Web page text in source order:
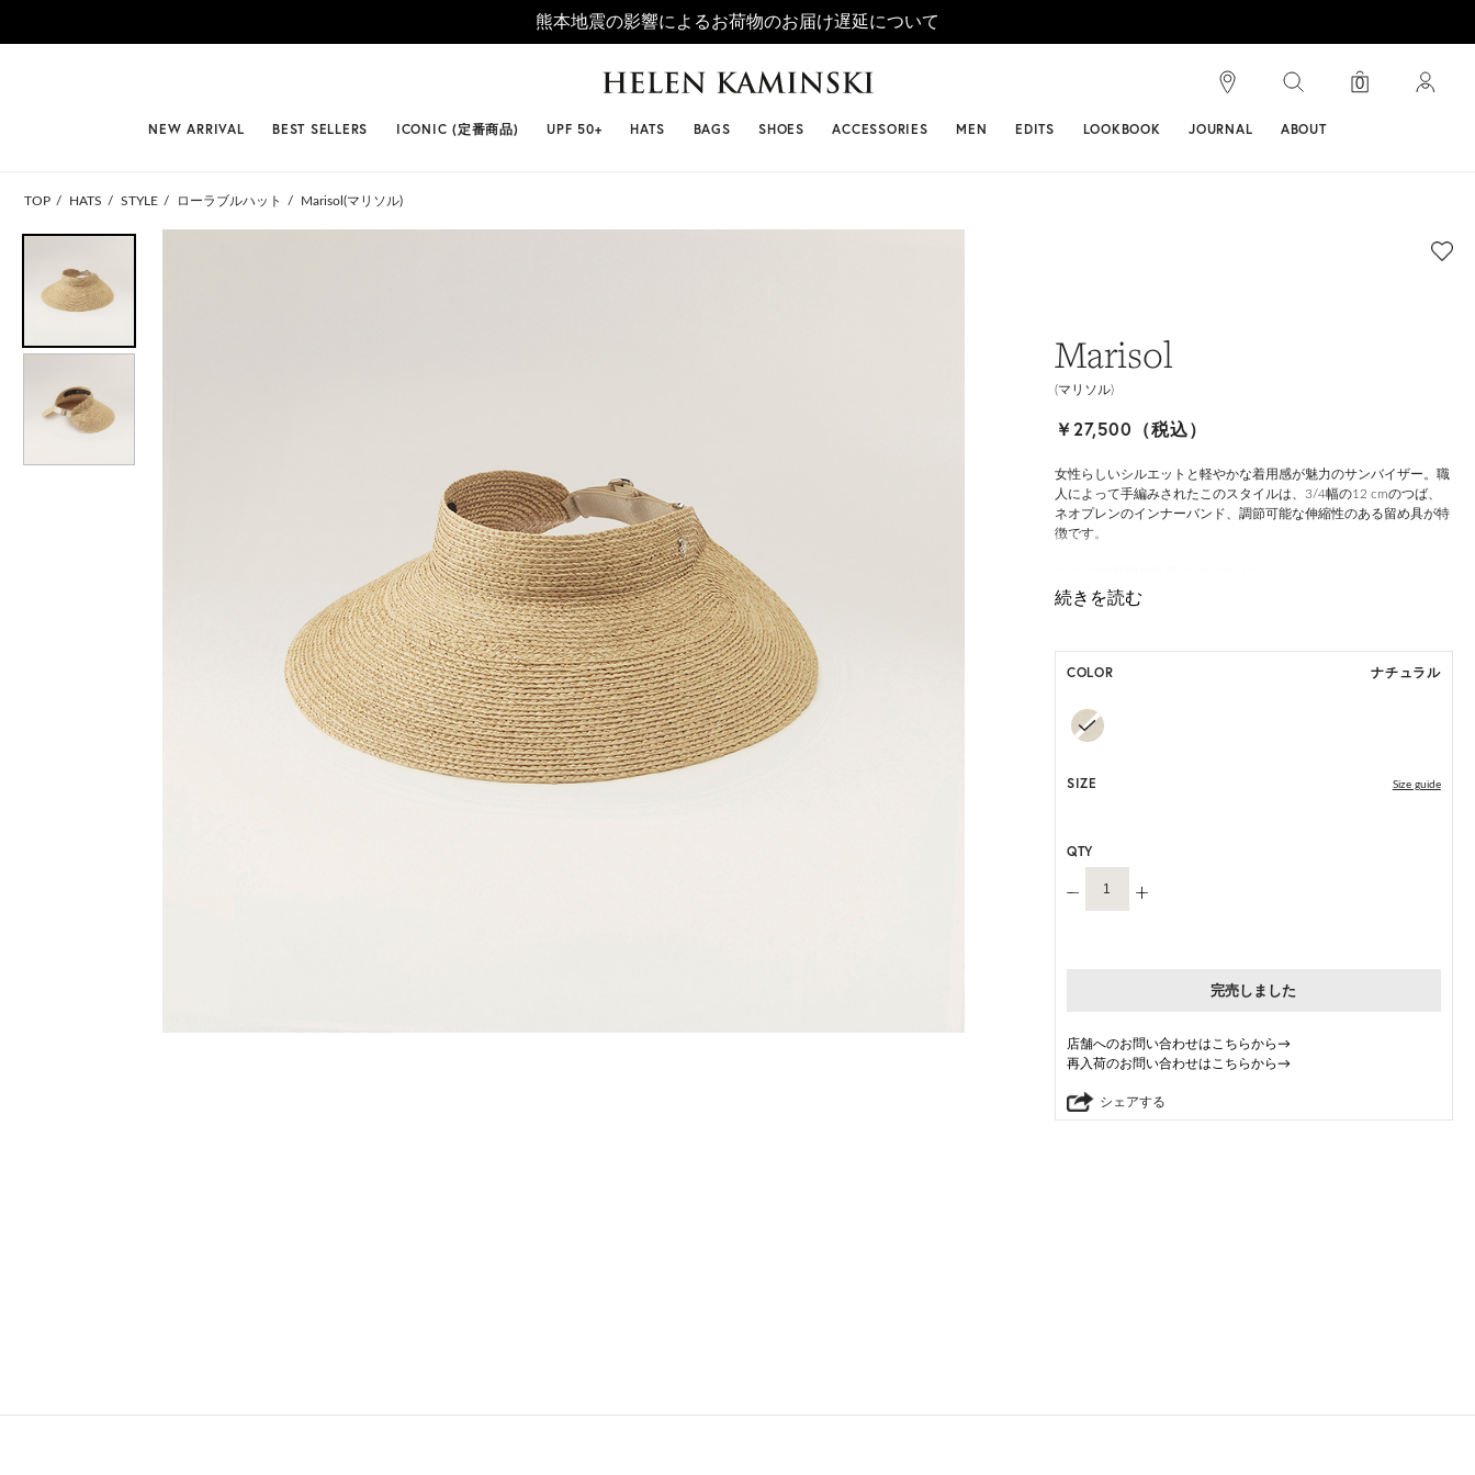
熊本地震の影響によるお荷物のお届け遅延について
#ビベット #キャップ #ビアンカ 0
NEW ARRIVAL BEST SELLERS ICONIC (定番商品) UPF 50+ HATS BAGS SHOES ACCESSORIES MEN EDITS LOOKBOOK JOURNAL ABOUT
TOP HATS STYLE ローラブルハット Marisol(マリソル)
Marisol
(マリソル)
￥27,500（税込）
女性らしいシルエットと軽やかな着用感が魅力のサンバイザー。職
人によって手編みされたこのスタイルは、3/4幅の12 cmのつば、
ネオプレンのインナーバンド、調節可能な伸縮性のある留め具が特
徴です。
M, L 展開の商品:M 57.5cm, L 59.5cm
ございます。
COLOR ナチュラル
SIZE Size guide
QTY
完売しました
店舗へのお問い合わせはこちらから→
再入荷のお問い合わせはこちらから→
シェアする